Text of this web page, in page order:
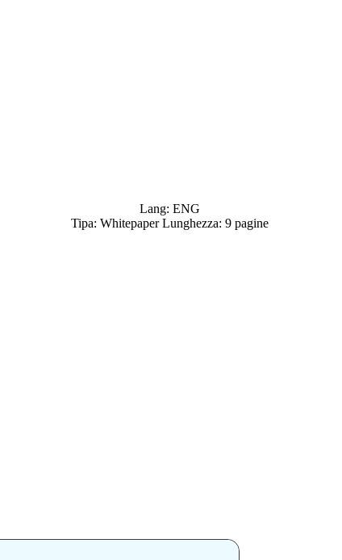
Lang: ENG
Tipa: Whitepaper Lunghezza: 9 pagine